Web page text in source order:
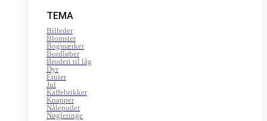
TEMA
Billeder
Blomster
Bogmærker
Bordløber
Broderi til låg
Dyr
Etuier
Jul
Kaffebrikker
Knapper
Nålepuder
Nøgleringe